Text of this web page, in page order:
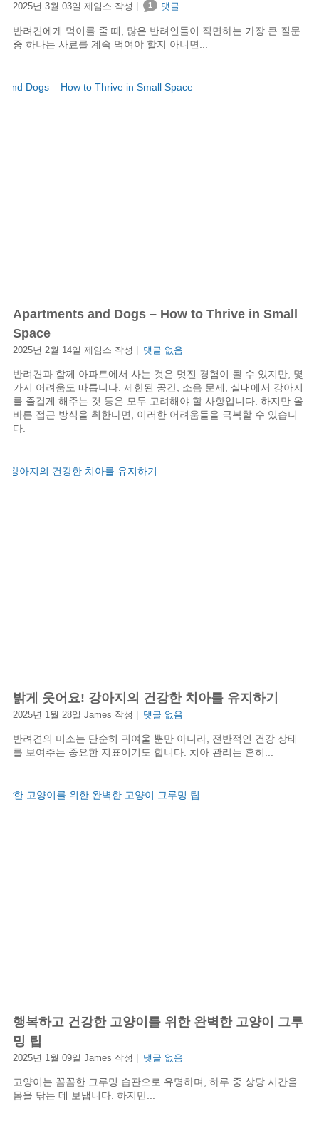
2025년 3월 03일 제임스 작성 | 1 댓글
반려견에게 먹이를 줄 때, 많은 반려인들이 직면하는 가장 큰 질문
중 하나는 사료를 계속 먹여야 할지 아니면...
Apartments and Dogs – How to Thrive in Small
Space
2025년 2월 14일 제임스 작성 | 댓글 없음
반려견과 함께 아파트에서 사는 것은 멋진 경험이 될 수 있지만, 몇
가지 어려움도 따릅니다. 제한된 공간, 소음 문제, 실내에서 강아지
를 즐겁게 해주는 것 등은 모두 고려해야 할 사항입니다. 하지만 올
바른 접근 방식을 취한다면, 이러한 어려움들을 극복할 수 있습니
다.
밝게 웃어요! 강아지의 건강한 치아를 유지하기
2025년 1월 28일 James 작성 | 댓글 없음
반려견의 미소는 단순히 귀여울 뿐만 아니라, 전반적인 건강 상태
를 보여주는 중요한 지표이기도 합니다. 치아 관리는 흔히...
행복하고 건강한 고양이를 위한 완벽한 고양이 그루
밍 팁
2025년 1월 09일 James 작성 | 댓글 없음
고양이는 꼼꼼한 그루밍 습관으로 유명하며, 하루 중 상당 시간을
몸을 닦는 데 보냅니다. 하지만...